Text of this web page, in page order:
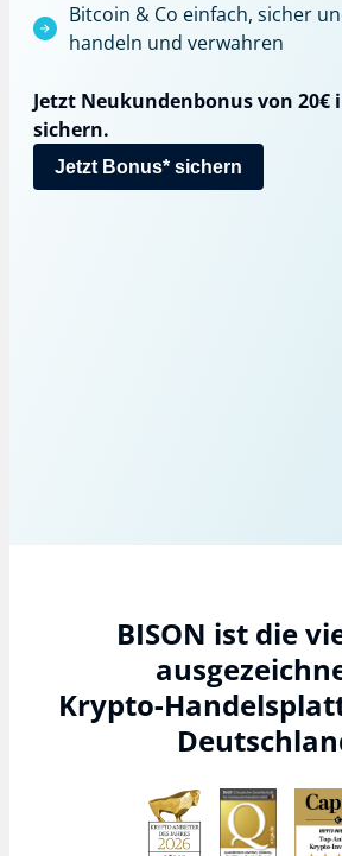
Bitcoin & Co einfach, sicher
handeln und verwahren
Jetzt Neukundenbonus von
sichern.
Jetzt Bonus* sichern
BISON ist die
Krypto-